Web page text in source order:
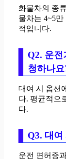
화물차의 종
물차는 4~5
적입니다.
Q2. 운전
청하나요
대여 시 옵션
다. 평균적으
다.
Q3. 대여
운전 면허증